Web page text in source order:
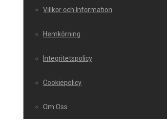
Villkor och Information
Hemkörning
Integritetspolicy
Cookiepolicy
Om Oss